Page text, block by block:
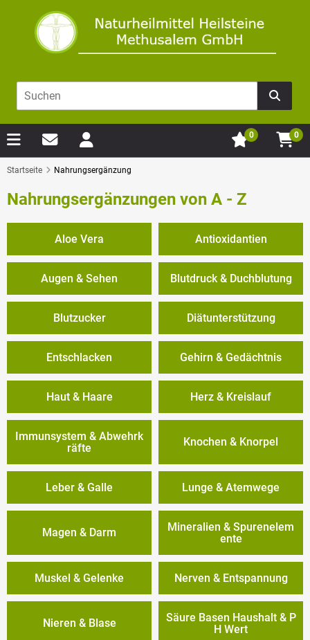
0
0
Startseite Nahrungsergänzung
Nahrungsergänzungen von A - Z
Aloe Vera Antioxidantien
Augen & Sehen Blutdruck & Duchblutung
Blutzucker Diätunterstützung
Entschlacken Gehirn & Gedächtnis
Haut & Haare Herz & Kreislauf
Immunsystem & Abwehrk
räfte
Knochen & Knorpel
Leber & Galle Lunge & Atemwege
Magen & Darm
Mineralien & Spurenelem
ente
Muskel & Gelenke Nerven & Entspannung
Nieren & Blase
Säure Basen Haushalt & P
H Wert